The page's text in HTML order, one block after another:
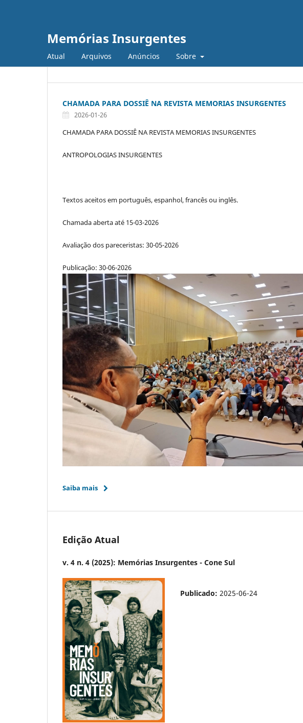
Memórias Insurgentes
Atual Arquivos Anúncios Sobre
CHAMADA PARA DOSSIÊ NA REVISTA MEMORIAS INSURGENTES
2026-01-26
CHAMADA PARA DOSSIÊ NA REVISTA MEMORIAS INSURGENTES
ANTROPOLOGIAS INSURGENTES
Textos aceitos em português, espanhol, francês ou inglês.
Chamada aberta até 15-03-2026
Avaliação dos pareceristas: 30-05-2026
Publicação: 30-06-2026
Saiba mais
Edição Atual
v. 4 n. 4 (2025): Memórias Insurgentes - Cone Sul
Publicado: 2025-06-24